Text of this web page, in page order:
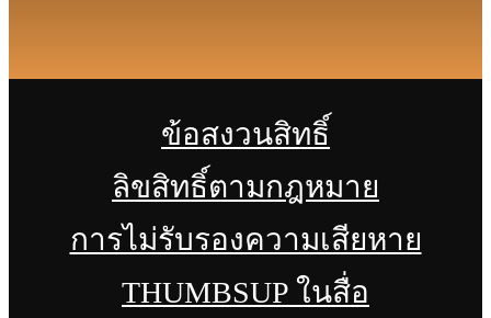
ข้อสงวนสิทธิ์
ลิขสิทธิ์ตามกฎหมาย
การไม่รับรองความเสียหาย
THUMBSUP ในสื่อ